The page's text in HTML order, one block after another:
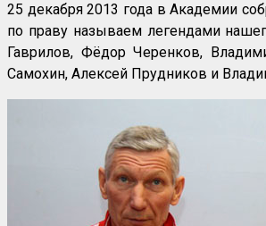
25 декабря 2013 года в Академии
по праву называем легендами
Гаврилов, Фёдор Черенков,
Самохин, Алексей Прудников и